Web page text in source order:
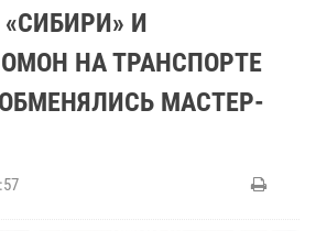
И
НА ТРАНСПОРТЕ
МАСТЕР-